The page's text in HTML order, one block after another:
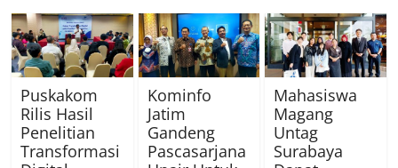
Puskakom
Rilis Hasil
Penelitian
Transformasi
Kominfo
Jatim
Gandeng
Pascasarjana
Mahasiswa
Magang
Untag
Surabaya